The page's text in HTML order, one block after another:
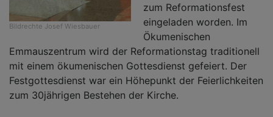
Bildrechte Josef Wiesbauer
zum Reformationsfest
eingeladen worden. Im
Ökumenischen
Emmauszentrum wird der Reformationstag traditionell
mit einem ökumenischen Gottesdienst gefeiert. Der
Festgottesdienst war ein Höhepunkt der Feierlichkeiten
zum 30jährigen Bestehen der Kirche.